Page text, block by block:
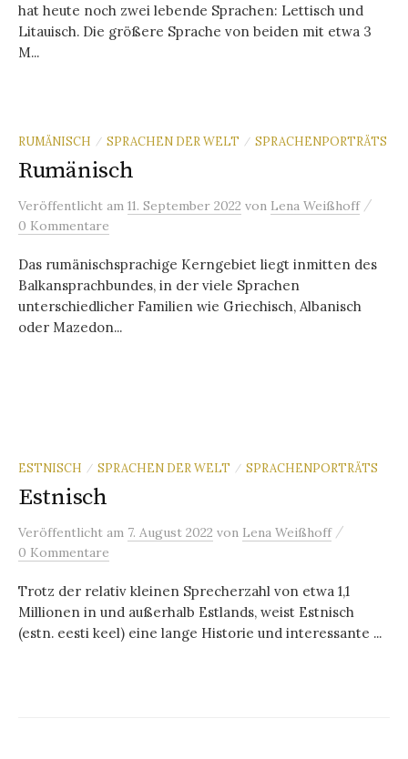
hat heute noch zwei lebende Sprachen: Lettisch und
Litauisch. Die größere Sprache von beiden mit etwa 3
M...
RUMÄNISCH / SPRACHEN DER WELT / SPRACHENPORTRÄTS
Rumänisch
Veröffentlicht am 11. September 2022 von Lena Weißhoff /
0 Kommentare
Das rumänischsprachige Kerngebiet liegt inmitten des
Balkansprachbundes, in der viele Sprachen
unterschiedlicher Familien wie Griechisch, Albanisch
oder Mazedon...
ESTNISCH / SPRACHEN DER WELT / SPRACHENPORTRÄTS
Estnisch
Veröffentlicht am 7. August 2022 von Lena Weißhoff /
0 Kommentare
Trotz der relativ kleinen Sprecherzahl von etwa 1,1
Millionen in und außerhalb Estlands, weist Estnisch
(estn. eesti keel) eine lange Historie und interessante ...